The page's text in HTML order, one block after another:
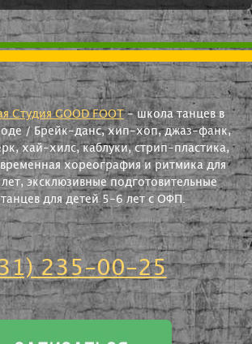
Студия GOOD FOOT- школа танцев в
/ Брейк-данс, хип-хоп, джаз-фанк,
хай-хилс, каблуки, стрип-пластика,
хореография и ритмика для
эксклюзивные подготовительные
для детей 5-6 лет с ОФП.
235-00-25